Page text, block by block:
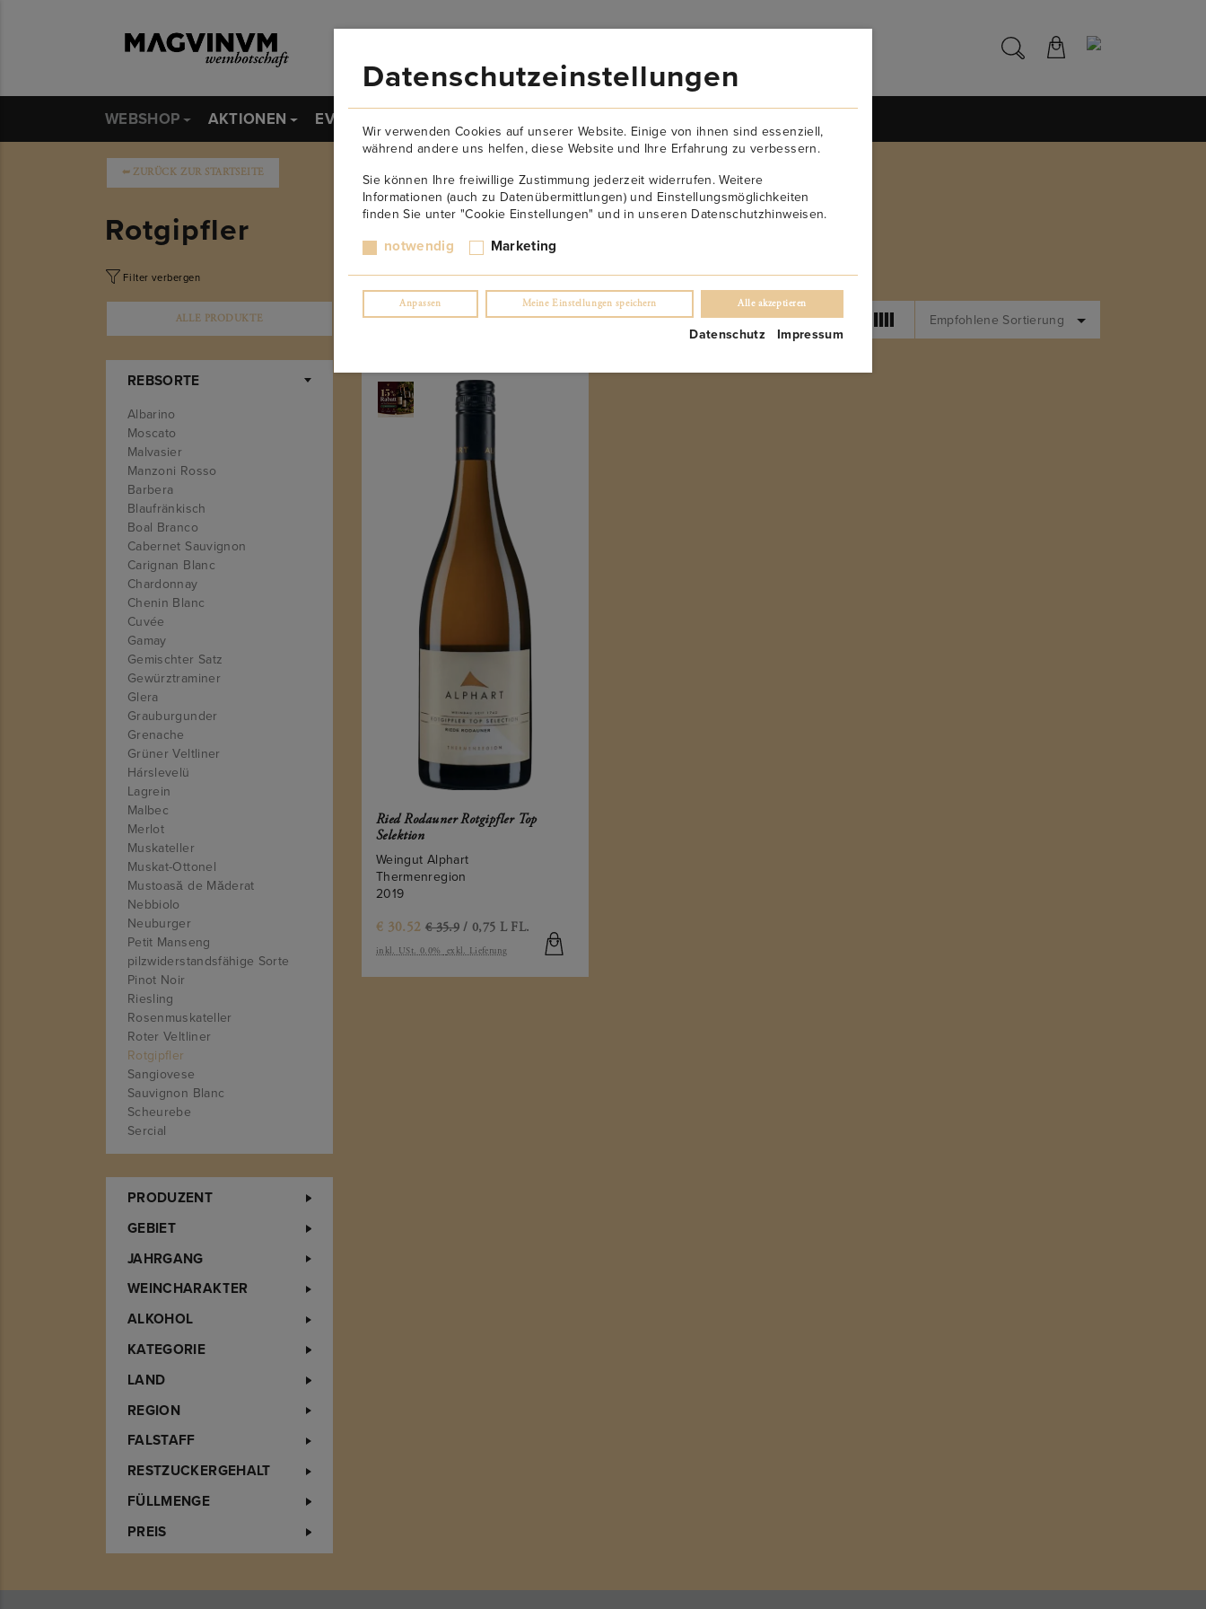
WEBSHOP AKTIONEN EVENTS
➥ZURÜCK ZUR STARTSEITE
Rotgipfler
Filter verbergen
ALLE PRODUKTE
REBSORTE
Albarino
Moscato
Malvasier
Manzoni Rosso
Barbera
Blaufränkisch
Boal Branco
Cabernet Sauvignon
Carignan Blanc
Chardonnay
Chenin Blanc
Cuvée
Gamay
Gemischter Satz
Gewürztraminer
Glera
Grauburgunder
Grenache
Grüner Veltliner
Hárslevelü
Lagrein
Malbec
Merlot
Muskateller
Muskat-Ottonel
Mustoasă de Măderat
Nebbiolo
Neuburger
Petit Manseng
pilzwiderstandsfähige Sorte
Pinot Noir
Riesling
Rosenmuskateller
Roter Veltliner
Rotgipfler
Sangiovese
Sauvignon Blanc
Scheurebe
Sercial
St. Laurent
Tempranillo
Turbiana
Welschriesling
Zierfandler
PRODUZENT
GEBIET
JAHRGANG
WEINCHARAKTER
ALKOHOL
KATEGORIE
LAND
REGION
FALSTAFF
RESTZUCKERGEHALT
FÜLLMENGE
PREIS
Elemente anzeigen1 – 1of1 Empfohlene Sortierung
Ried Rodauner Rotgipfler Top
Selektion
Weingut Alphart
Thermenregion
2019
€ 30.52 € 35.9 / 0,75 L FL.
inkl. USt. 0.0% exkl. Lieferung
Datenschutzeinstellungen
Wir verwenden Cookies auf unserer Website. Einige von ihnen sind essenziell,
während andere uns helfen, diese Website und Ihre Erfahrung zu verbessern.
Sie können Ihre freiwillige Zustimmung jederzeit widerrufen. Weitere
Informationen (auch zu Datenübermittlungen) und Einstellungsmöglichkeiten
finden Sie unter "Cookie Einstellungen" und in unseren Datenschutzhinweisen.
notwendig Marketing
Anpassen Meine Einstellungen speichern Alle akzeptieren
Datenschutz Impressum